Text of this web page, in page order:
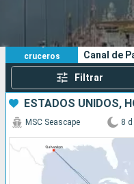
4
cruceros
Sus
Canal de
Filtrar
MSC Seascape 8 d